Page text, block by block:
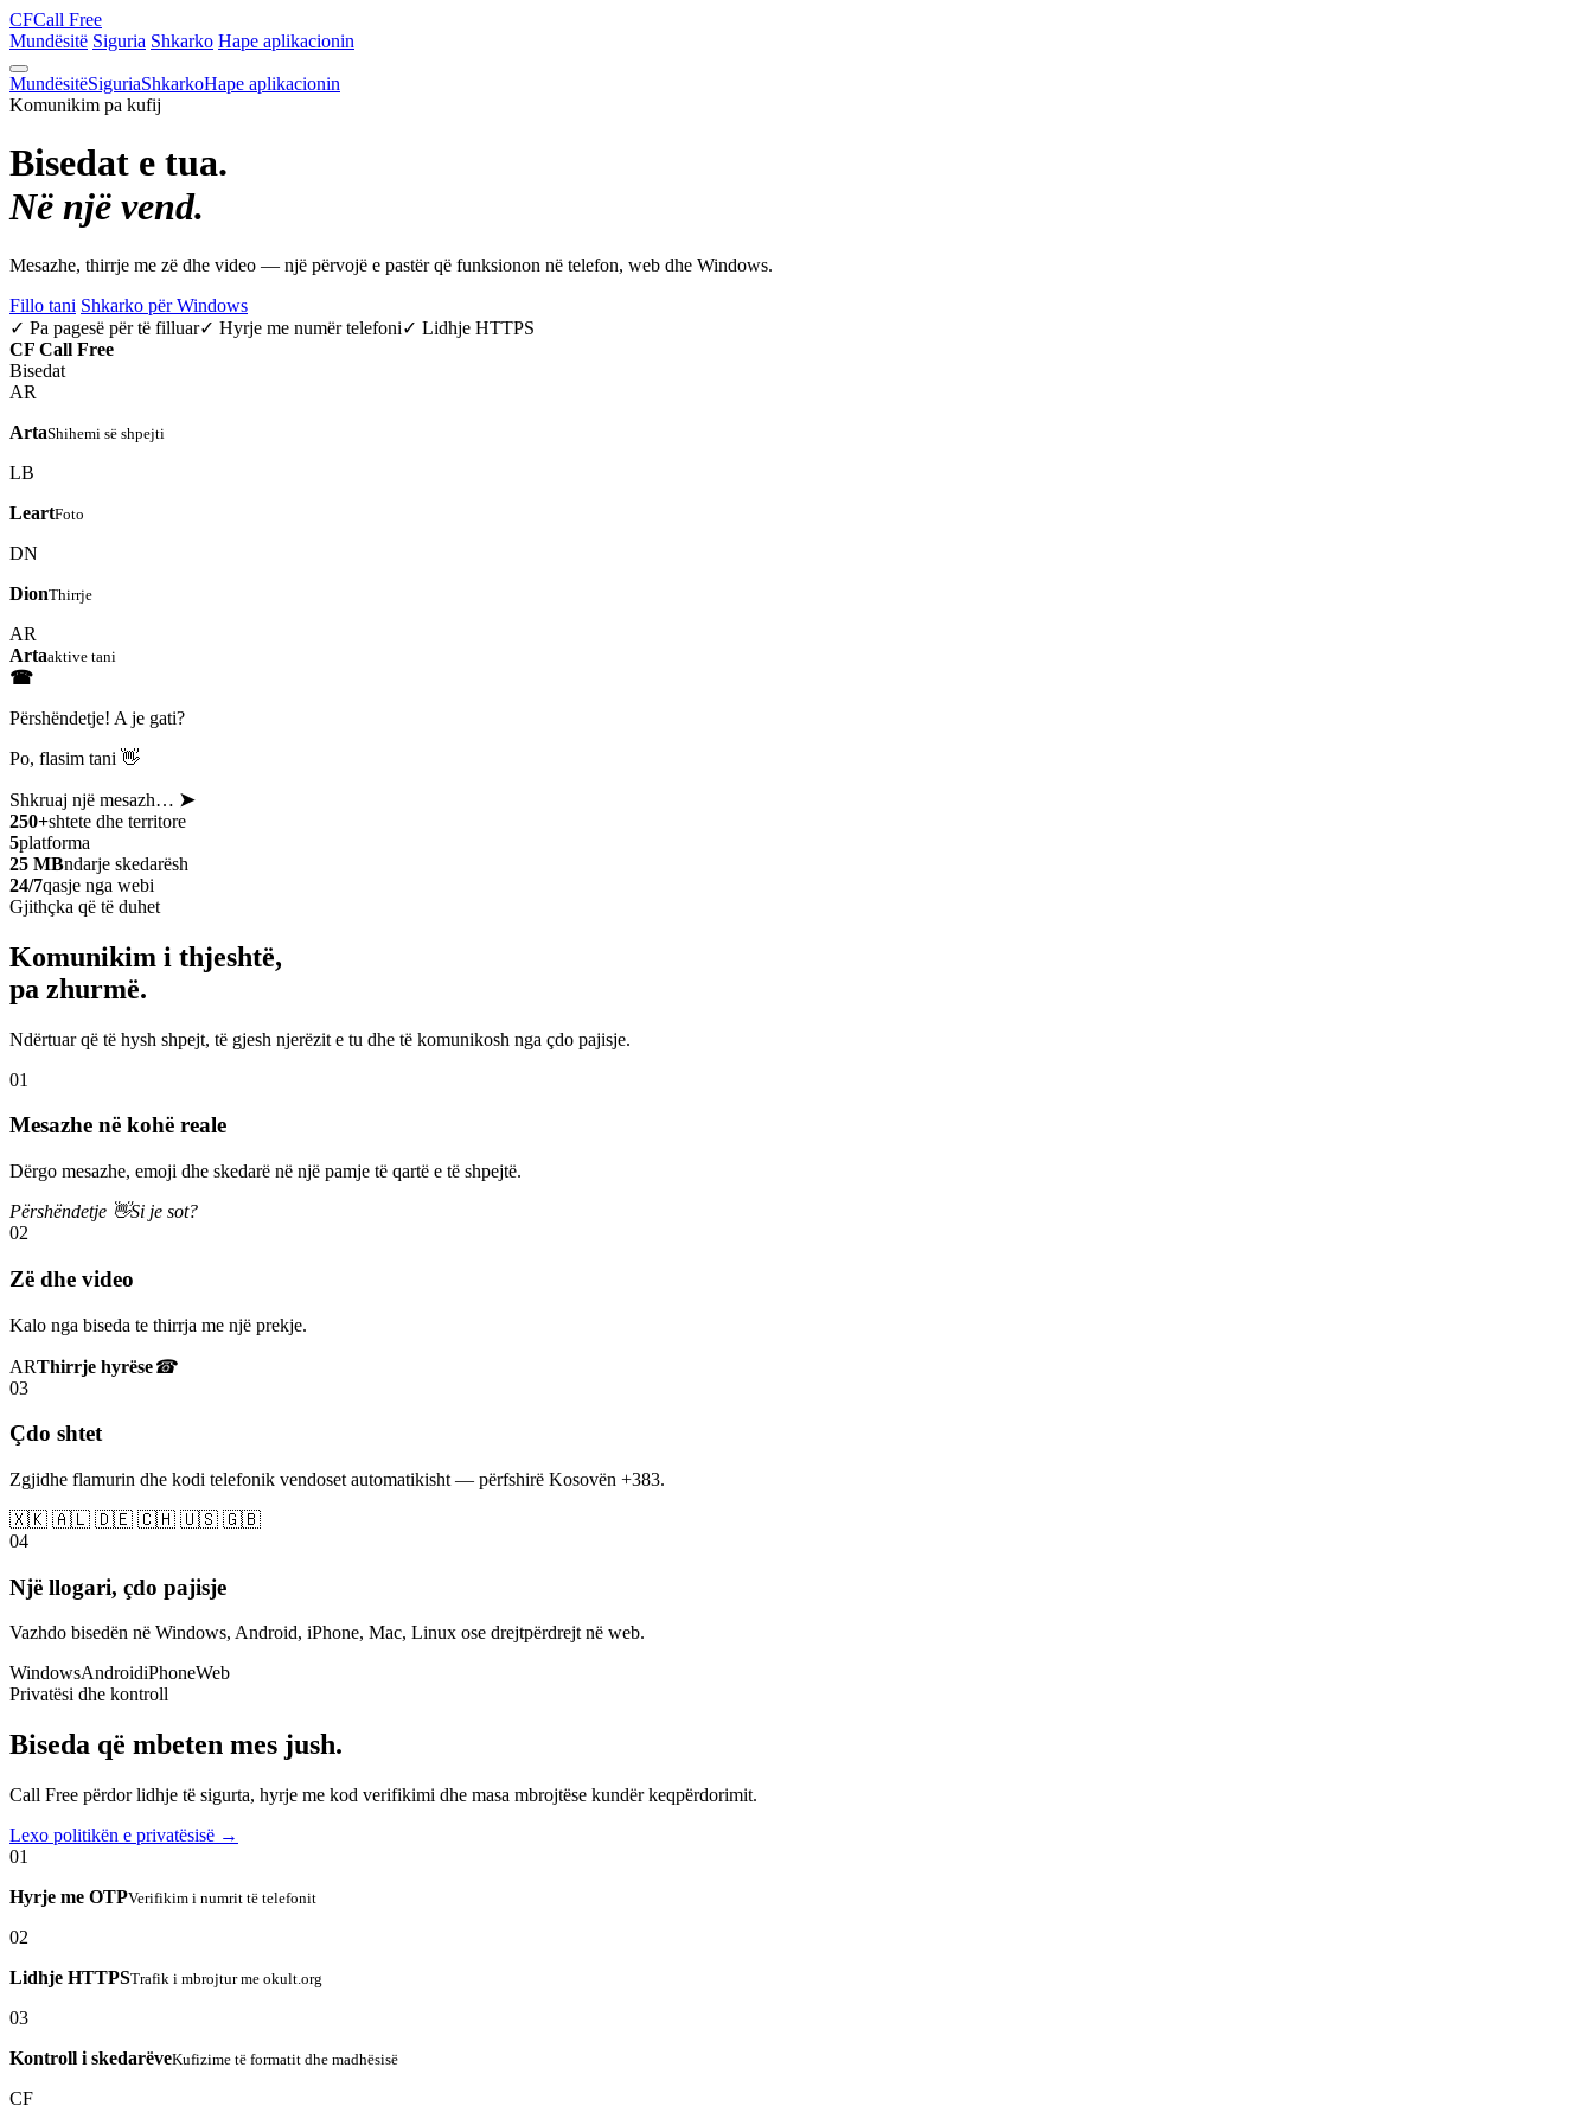
CFCall Free
Mundësitë Siguria Shkarko Hape aplikacionin
MundësitëSiguriaShkarkoHape aplikacionin
Komunikim pa kufij
Bisedat e tua.
Në një vend.
Mesazhe, thirrje me zë dhe video — një përvojë e pastër që funksionon në telefon, web dhe Windows.
Fillo tani Shkarko për Windows
✓ Pa pagesë për të filluar✓ Hyrje me numër telefoni✓ Lidhje HTTPS
CF Call Free
Bisedat
AR
ArtaShihemi së shpejti
LB
LeartFoto
DN
DionThirrje
AR
Artaaktive tani
☎
Përshëndetje! A je gati?
Po, flasim tani 👋
Shkruaj një mesazh… ➤
250+shtete dhe territore
5platforma
25 MBndarje skedarësh
24/7qasje nga webi
Gjithçka që të duhet
Komunikim i thjeshtë,
pa zhurmë.
Ndërtuar që të hysh shpejt, të gjesh njerëzit e tu dhe të komunikosh nga çdo pajisje.
01
Mesazhe në kohë reale
Dërgo mesazhe, emoji dhe skedarë në një pamje të qartë e të shpejtë.
Përshëndetje 👋Si je sot?
02
Zë dhe video
Kalo nga biseda te thirrja me një prekje.
ARThirrje hyrëse☎
03
Çdo shtet
Zgjidhe flamurin dhe kodi telefonik vendoset automatikisht — përfshirë Kosovën +383.
🇽🇰 🇦🇱 🇩🇪 🇨🇭 🇺🇸 🇬🇧
04
Një llogari, çdo pajisje
Vazhdo bisedën në Windows, Android, iPhone, Mac, Linux ose drejtpërdrejt në web.
WindowsAndroidiPhoneWeb
Privatësi dhe kontroll
Biseda që mbeten mes jush.
Call Free përdor lidhje të sigurta, hyrje me kod verifikimi dhe masa mbrojtëse kundër keqpërdorimit.
Lexo politikën e privatësisë →
01
Hyrje me OTPVerifikim i numrit të telefonit
02
Lidhje HTTPSTrafik i mbrojtur me okult.org
03
Kontroll i skedarëveKufizime të formatit dhe madhësisë
CF